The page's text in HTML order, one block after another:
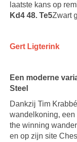
laatste kans op
Kd4 48. Te5Zwart
Gert Ligterink
Een moderne
Steel
Dankzij Tim
wandelkoning,
the winning
en op zijn site